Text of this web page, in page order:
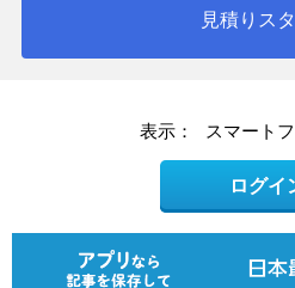
見積りス
表示： スマート
ログイ